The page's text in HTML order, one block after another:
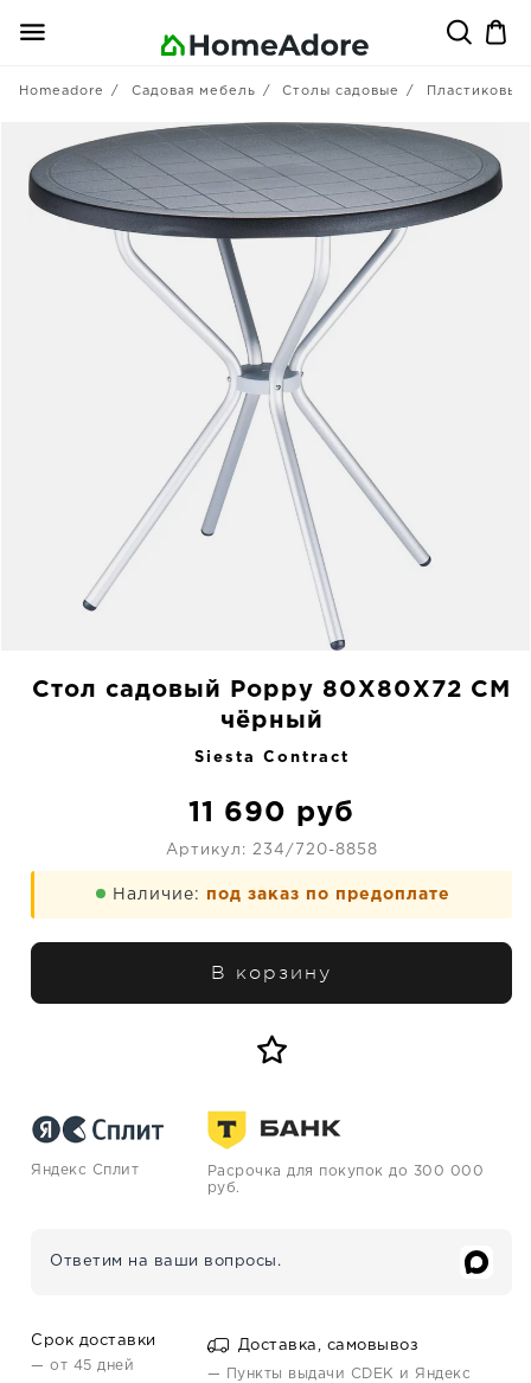
Homeadore Садовая мебель Столы садовые Пластиковые
Стол садовый Poppy 80X80X72 CM
чёрный
Siesta Contract
11 690 руб
Артикул: 234/720-8858
Наличие: под заказ по предоплате
В корзину
Яндекс Сплит
Расрочка для покупок до 300 000
руб.
Ответим на ваши вопросы.
Срок доставки
— от 45 дней
Доставка, самовывоз
— Пункты выдачи CDEK и Яндекс